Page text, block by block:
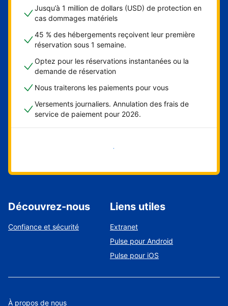
Jusqu’à 1 million de dollars (USD) de protection en
cas dommages matériels
45 % des hébergements reçoivent leur première
réservation sous 1 semaine.
Optez pour les réservations instantanées ou la
demande de réservation
Nous traiterons les paiements pour vous
Versements journaliers. Annulation des frais de
service de paiement pour 2026.
Démarrer maintenant
Découvrez-nous
Confiance et sécurité
Liens utiles
Extranet
Pulse pour Android
Pulse pour iOS
À propos de nous